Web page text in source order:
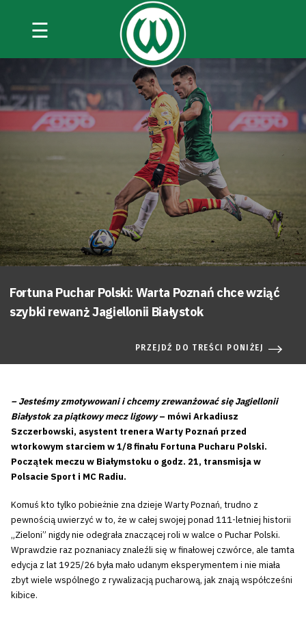
☰
Fortuna Puchar Polski: Warta Poznań chce wziąć
szybki rewanż Jagiellonii Białystok
PRZEJDŹ DO TREŚCI PONIŻEJ
– Jesteśmy zmotywowani i chcemy zrewanżować się Jagiellonii
Białystok za piątkowy mecz ligowy– mówi Arkadiusz
Szczerbowski, asystent trenera Warty Poznań przed
wtorkowym starciem w 1/8 finału Fortuna Pucharu Polski.
Początek meczu w Białymstoku o godz. 21, transmisja w
Polsacie Sport i MC Radiu.
Komuś kto tylko pobieżnie zna dzieje Warty Poznań, trudno z
pewnością uwierzyć w to, że w całej swojej ponad 111-letniej historii
„Zieloni” nigdy nie odegrała znaczącej roli w walce o Puchar Polski.
Wprawdzie raz poznaniacy znaleźli się w finałowej czwórce, ale tamta
edycja z lat 1925/26 była mało udanym eksperymentem i nie miała
zbyt wiele wspólnego z rywalizacją pucharową, jak znają współcześni
kibice.